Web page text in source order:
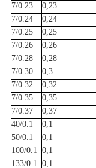
7/0.23
0,23
7/0.24
0,24
7/0.25
0,25
7/0.26
0,26
7/0.28
0,28
7/0.30
0,3
7/0.32
0,32
7/0.35
0,35
7/0.37
0,37
40/0.1
0,1
50/0.1
0,1
100/0.1
0,1
133/0.1
0,1